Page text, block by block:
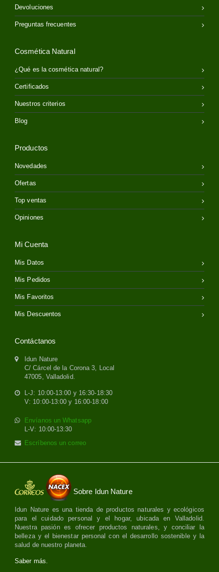
Devoluciones
Preguntas frecuentes
Cosmética Natural
¿Qué es la cosmética natural?
Certificados
Nuestros criterios
Blog
Productos
Novedades
Ofertas
Top ventas
Opiniones
Mi Cuenta
Mis Datos
Mis Pedidos
Mis Favoritos
Mis Descuentos
Contáctanos
Idun Nature
C/ Cárcel de la Corona 3, Local
47005, Valladolid.
L-J: 10:00-13:00 y 16:30-18:30
V: 10:00-13:00 y 16:00-18:00
Envíanos un Whatsapp
L-V: 10:00-13:30
Escríbenos un correo
Sobre Idun Nature
Idun Nature es una tienda de productos naturales y ecológicos
para el cuidado personal y el hogar, ubicada en Valladolid.
Nuestra pasión es ofrecer productos naturales, y conciliar la
belleza y el bienestar personal con el desarrollo sostenible y la
salud de nuestro planeta.
Saber más.